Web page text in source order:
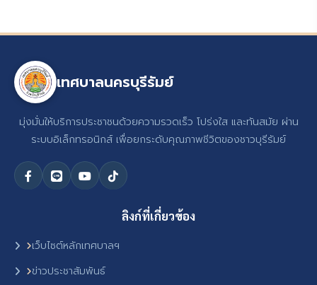
เทศบาลนครบุรีรัมย์
มุ่งมั่นให้บริการประชาชนด้วยความรวดเร็ว โปร่งใส และทันสมัย ผ่าน
ระบบอิเล็กทรอนิกส์ เพื่อยกระดับคุณภาพชีวิตของชาวบุรีรัมย์
ลิงก์ที่เกี่ยวข้อง
เว็บไซต์หลักเทศบาลฯ
ข่าวประชาสัมพันธ์